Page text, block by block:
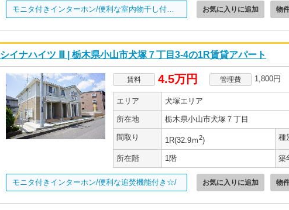
物
お気に入りに追加
シイナハイツ Ⅲ | 栃木県小山市犬塚７丁目3-4の1R賃貸アパート
賃料 4.5万円 管理費 1,800円
エリア 犬塚エリア
所在地 栃木県小山市犬塚７丁目
間取り 1R(32.9ｍ2) 種
所在階 1階 築
モニタ付きインターホン/便利な追焚機能付き☆/ 物
お気に入りに追加